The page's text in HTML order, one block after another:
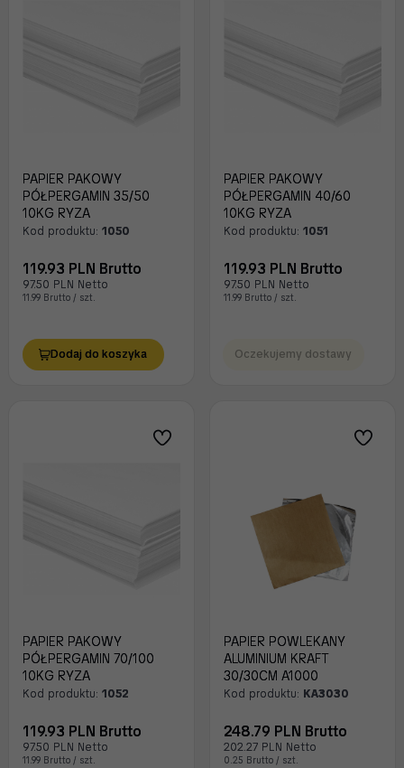
PAPIER PAKOWY
PÓŁPERGAMIN 35/50
10KG RYZA
Kod produktu: 1050
119.93 PLN Brutto
97.50 PLN Netto
11.99 Brutto / szt.
Dodaj do koszyka
PAPIER PAKOWY
PÓŁPERGAMIN 40/60
10KG RYZA
Kod produktu: 1051
119.93 PLN Brutto
97.50 PLN Netto
11.99 Brutto / szt.
Oczekujemy dostawy
PAPIER PAKOWY
PÓŁPERGAMIN 70/100
10KG RYZA
Kod produktu: 1052
119.93 PLN Brutto
97.50 PLN Netto
11.99 Brutto / szt.
PAPIER POWLEKANY
ALUMINIUM KRAFT
30/30CM A1000
Kod produktu: KA3030
248.79 PLN Brutto
202.27 PLN Netto
0.25 Brutto / szt.